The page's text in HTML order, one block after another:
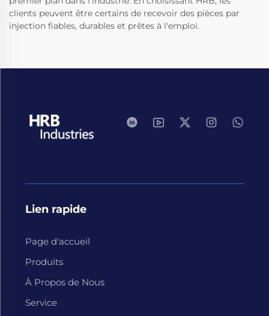
clients peuvent être certains de recevoir des pièces par
injection fiables, durables et prêtes à l'emploi.
Lien rapide
Page d'accueil
Produits
À Propos de Nous
Service